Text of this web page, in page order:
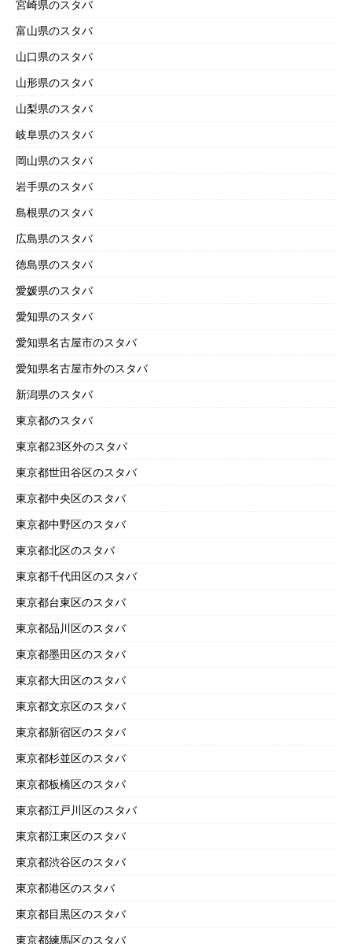
宮崎県のスタバ
富山県のスタバ
山口県のスタバ
山形県のスタバ
山梨県のスタバ
岐阜県のスタバ
岡山県のスタバ
岩手県のスタバ
島根県のスタバ
広島県のスタバ
徳島県のスタバ
愛媛県のスタバ
愛知県のスタバ
愛知県名古屋市のスタバ
愛知県名古屋市外のスタバ
新潟県のスタバ
東京都のスタバ
東京都23区外のスタバ
東京都世田谷区のスタバ
東京都中央区のスタバ
東京都中野区のスタバ
東京都北区のスタバ
東京都千代田区のスタバ
東京都台東区のスタバ
東京都品川区のスタバ
東京都墨田区のスタバ
東京都大田区のスタバ
東京都文京区のスタバ
東京都新宿区のスタバ
東京都杉並区のスタバ
東京都板橋区のスタバ
東京都江戸川区のスタバ
東京都江東区のスタバ
東京都渋谷区のスタバ
東京都港区のスタバ
東京都目黒区のスタバ
東京都練馬区のスタバ